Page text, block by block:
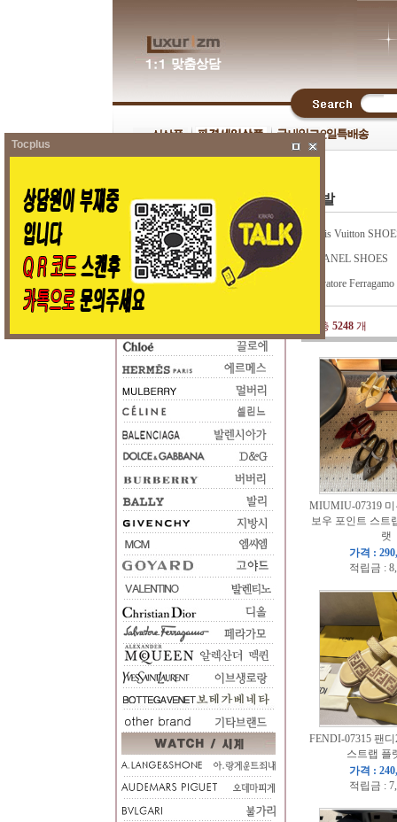
신발
|
Louis Vuitton
CHANEL SHOES
Salvatore
총 5248개
MIUMIU-07319 미
보우 포인트 스트
랫
가격 :
적립금 :
FENDI-07315 팬
스트랩 플
가격 :
적립금 :
Tocplus